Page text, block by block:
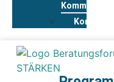
Kommunen
Kontakt